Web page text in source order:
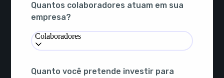
Quantos colaboradores atuam em sua
empresa?
Colaboradores
Quanto você pretende investir para